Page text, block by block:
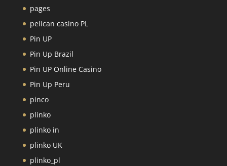
pages
pelican casino PL
Pin UP
Pin Up Brazil
Pin UP Online Casino
Pin Up Peru
pinco
plinko
plinko in
plinko UK
plinko_pl